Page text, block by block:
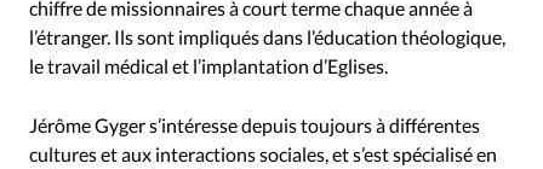
chiffre de missionnaires à court terme chaque année à
l’étranger. Ils sont impliqués dans l’éducation théologique,
le travail médical et l’implantation d’Eglises.
Jérôme Gyger s’intéresse depuis toujours à différentes
cultures et aux interactions sociales, et s’est spécialisé en